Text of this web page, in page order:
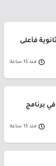
فأعلى
منذ 15 ساعة
برنامج
منذ 15 ساعة